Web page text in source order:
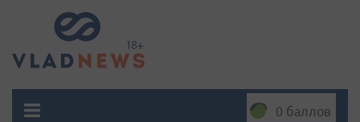
0 баллов